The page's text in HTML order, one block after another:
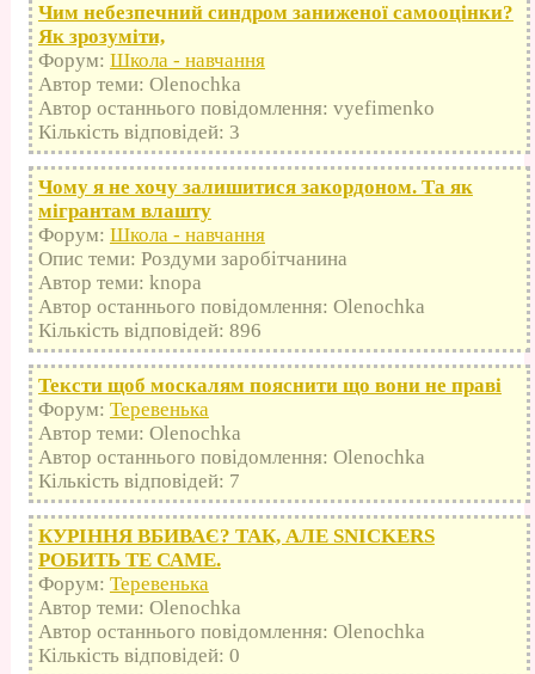
Чим небезпечний синдром заниженої самооцінки?
Як зрозуміти,
Форум: Школа - навчання
Автор теми: Olenochka
Автор останнього повідомлення: vyefimenko
Кількість відповідей: 3
Чому я не хочу залишитися закордоном. Та як
мігрантам влашту
Форум: Школа - навчання
Опис теми: Роздуми заробітчанина
Автор теми: knopa
Автор останнього повідомлення: Olenochka
Кількість відповідей: 896
Тексти щоб москалям пояснити що вони не праві
Форум: Теревенька
Автор теми: Olenochka
Автор останнього повідомлення: Olenochka
Кількість відповідей: 7
КУРІННЯ ВБИВАЄ? ТАК, АЛЕ SNICKERS
РОБИТЬ ТЕ САМЕ.
Форум: Теревенька
Автор теми: Olenochka
Автор останнього повідомлення: Olenochka
Кількість відповідей: 0